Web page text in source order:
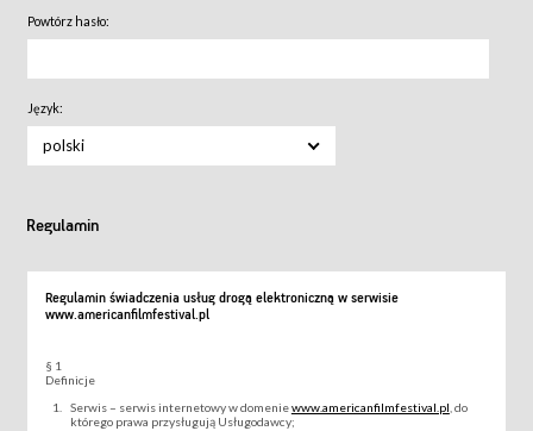
Powtórz hasło:
Język:
polski
Regulamin
Regulamin świadczenia usług drogą elektroniczną w serwisie
www.americanfilmfestival.pl
§ 1
Definicje
Serwis – serwis internetowy w domeniewww.americanfilmfestival.pl , do
którego prawa przysługują Usługodawcy;